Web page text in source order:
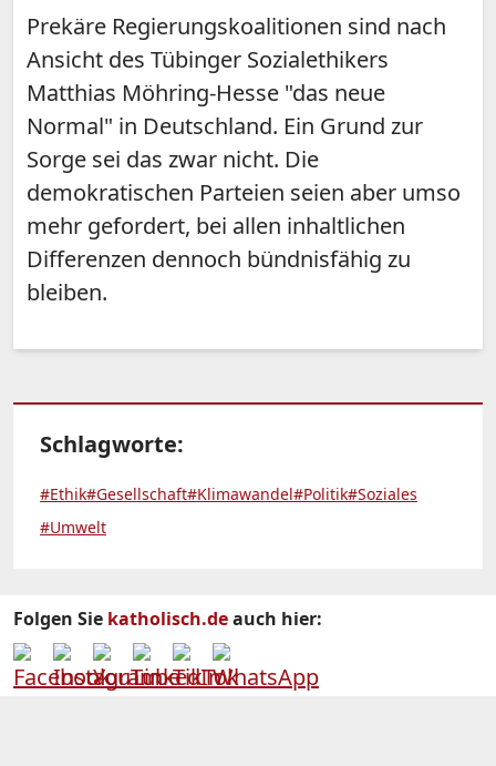
Prekäre Regierungskoalitionen sind nach
Ansicht des Tübinger Sozialethikers
Matthias Möhring-Hesse "das neue
Normal" in Deutschland. Ein Grund zur
Sorge sei das zwar nicht. Die
demokratischen Parteien seien aber umso
mehr gefordert, bei allen inhaltlichen
Differenzen dennoch bündnisfähig zu
bleiben.
Schlagworte:
#Ethik#Gesellschaft#Klimawandel#Politik#Soziales
#Umwelt
Folgen Sie katholisch.deauch hier: